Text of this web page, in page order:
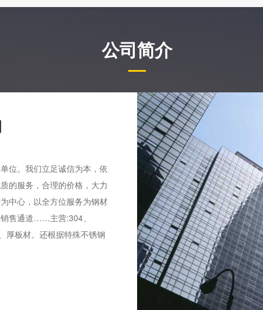
公司简介
位。我们立足诚信为本，依
的服务，合理的价格，大力
中心，以全方位服务为钢材
售通道……主营:304、
厚板材。还根据特殊不锈钢